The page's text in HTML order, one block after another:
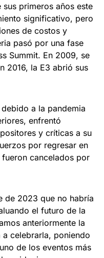
primeros años este
significativo, pero
de costos y
pasó por una fase
Summit. En 2009, se
2016, la E3 abrió sus
a la pandemia
enfrentó
y críticas a su
por regresar en
cancelados por
de 2023 que no habría
el futuro de la
anteriormente la
celebrarla, poniendo
de los eventos más